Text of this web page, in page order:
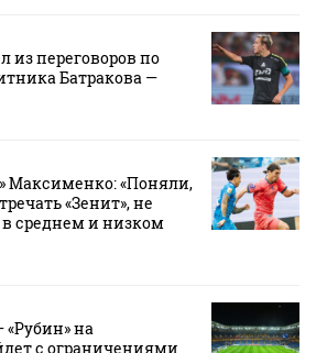
из переговоров по
Батракова —
Максименко: «Поняли,
«Зенит», не
в среднем и низком
«Рубин» на
с ограничениями